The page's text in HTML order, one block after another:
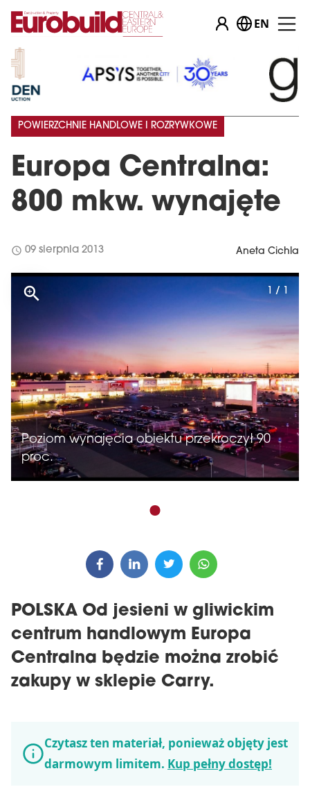
EN
Europa Centralna:
800 mkw. wynajęte
POWIERZCHNIE HANDLOWE I ROZRYWKOWE
schedule 09 sierpnia 2013 Aneta Cichla
Poziom wynajęcia obiektu przekroczył 90
proc.
1 / 1
POLSKA Od jesieni w gliwickim
centrum handlowym Europa
Centralna będzie można zrobić
zakupy w sklepie Carry.
Czytasz ten materiał, ponieważ objęty jest
darmowym limitem. Kup pełny dostęp!